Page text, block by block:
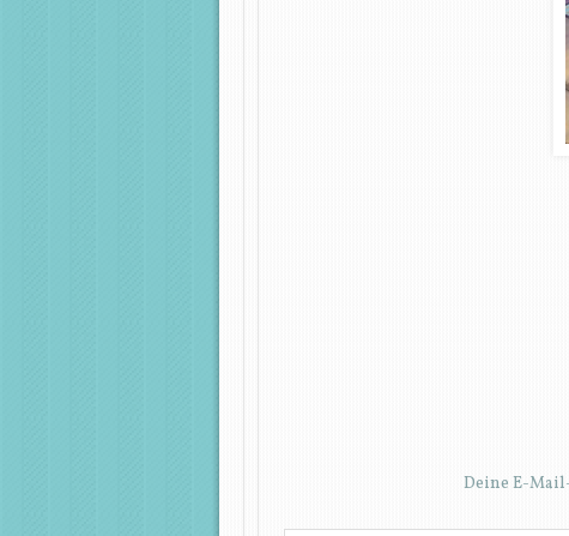
Deine E-